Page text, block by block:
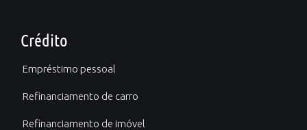
Crédito
Empréstimo pessoal
Refinanciamento de carro
Refinanciamento de imóvel